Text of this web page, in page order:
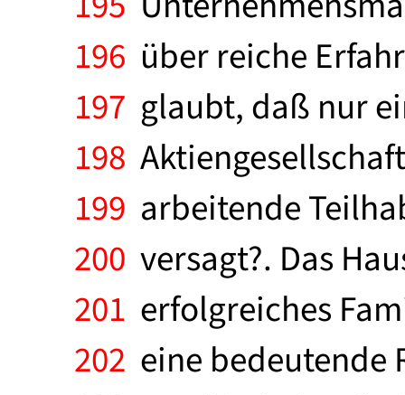
196 über reiche
197 glaubt, daß nur
198
199 arbeitende
200 versagt?. Das
201 erfolgreiches
202 eine bedeutende